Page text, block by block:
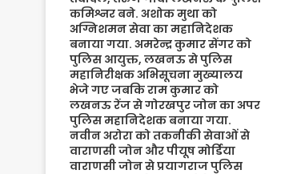
कमिश्नर बने. अशोक मुथा को
अग्निशमन सेवा का महानिदेशक
बनाया गया. अमरेन्द्र कुमार सेंगर को
पुलिस आयुक्त, लखनऊ से पुलिस
महानिरीक्षक अभिसूचना मुख्यालय
भेजे गए जबकि राम कुमार को
लखनऊ रेंज से गोरखपुर जोन का अपर
पुलिस महानिदेशक बनाया गया.
नवीन अरोरा को तकनीकी सेवाओं से
वाराणसी जोन और पीयूष मोर्डिया
वाराणसी जोन से प्रयागराज पुलिस